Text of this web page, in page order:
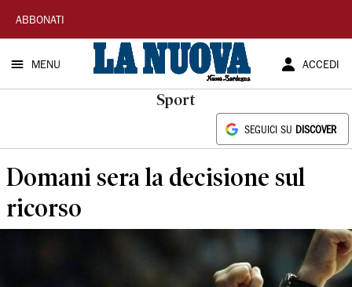
La
Nuova
Sardegna
ABBONATI
MENU ACCEDI
Sport
SEGUICI SU DISCOVER
Domani sera la decisione sul
ricorso